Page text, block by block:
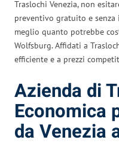
Traslochi Venezia, non
preventivo gratuito e
meglio quanto potrebbe
Wolfsburg. Affidati a
efficiente e a prezzi
Azienda di
Economica
da Venezia